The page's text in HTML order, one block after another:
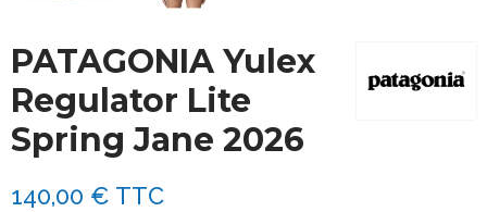
PATAGONIA Yulex
Regulator Lite
Spring Jane 2026
140,00 € TTC